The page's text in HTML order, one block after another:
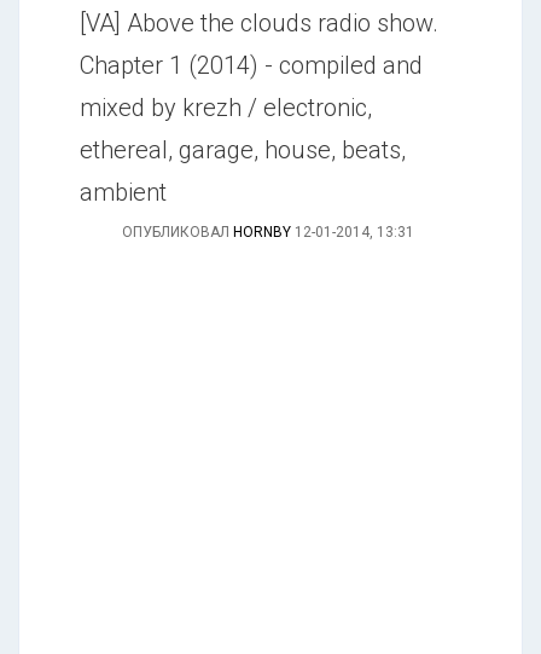
[VA] Above the clouds radio show.
Chapter 1 (2014) - compiled and
mixed by krezh / electronic,
ethereal, garage, house, beats,
ambient
ОПУБЛИКОВАЛ HORNBY 12-01-2014, 13:31